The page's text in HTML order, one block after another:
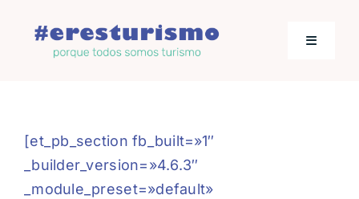
contenido
Toggle
Los empresarios hablan
[et_pb_section fb_built=»1″
_builder_version=»4.6.3″
_module_preset=»default»